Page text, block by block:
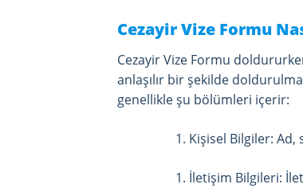
Cezayir Vize Formu
Cezayir Vize Formu
anlaşılır bir şekilde
genellikle şu bölümleri içerir:
Kişisel Bilgiler:
İletişim Bilgileri: